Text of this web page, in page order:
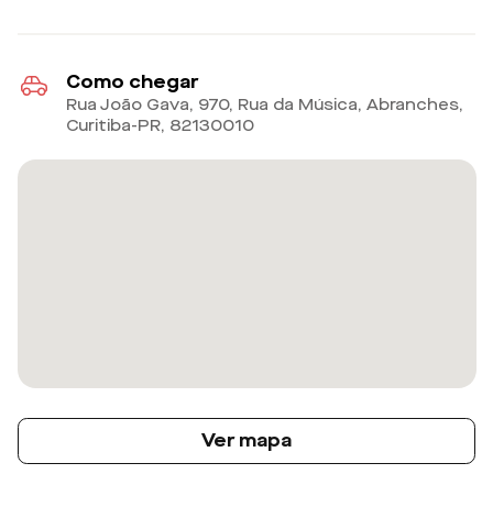
Como chegar
Rua João Gava, 970, Rua da Música, Abranches,
Curitiba-PR, 82130010
Ver mapa